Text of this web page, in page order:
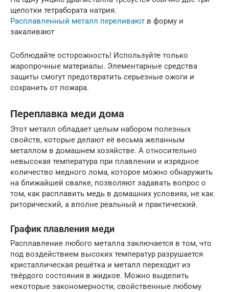
щепотки тетрабората натрия.
Расплавленный металл переливают в форму и
закаливают
Соблюдайте осторожность! Используйте только
жаропрочные материалы. Элементарные средства
защиты смогут предотвратить серьезные ожоги и
сохранить от пожара.
Переплавка меди дома
Этот металл обладает целым набором полезных
свойств, которые делают её весьма желанным
металлом в домашнем хозяйстве. А относительно
невысокая температура при плавлении и изрядное
количество медного лома, которое можно обнаружить
на ближайшей свалке, позволяют задавать вопрос о
том, как расплавить медь в домашних условиях, не как
риторический, а вполне реальный и практический.
График плавления меди
Расплавление любого металла заключается в том, что
под воздействием высоких температур разрушается
кристаллическая решётка и металл переходит из
твёрдого состояния в жидкое. Можно выделить
некоторые закономерности, свойственные любому